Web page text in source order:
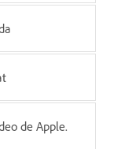
de Apple.